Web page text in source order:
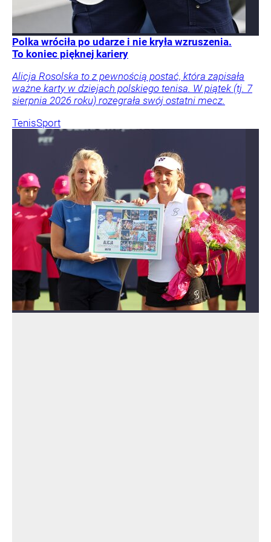
Polka wróciła po udarze i nie kryła wzruszenia.
To koniec pięknej kariery
Alicja Rosolska to z pewnością postać, która zapisała
ważne karty w dziejach polskiego tenisa. W piątek (tj. 7
sierpnia 2026 roku) rozegrała swój ostatni mecz.
TenisSport